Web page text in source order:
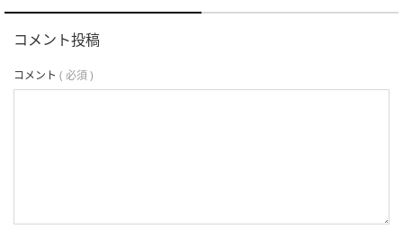
コメント投稿
コメント ( 必須 )